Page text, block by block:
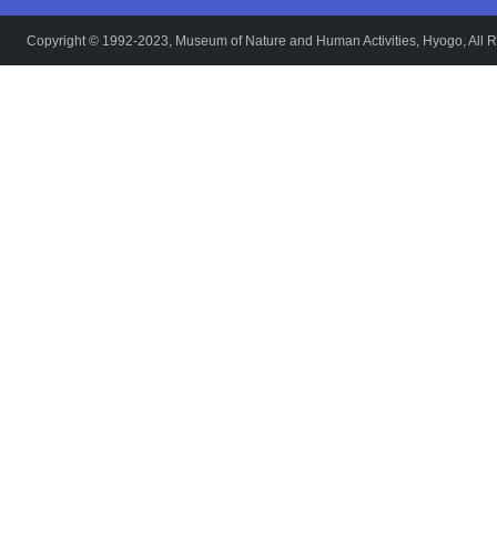
Copyright © 1992-2023, Museum of Nature and Human Activities, Hyogo, All